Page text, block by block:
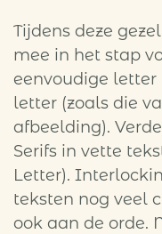
Tijdens deze
mee in het stap
eenvoudige
letter (zoals die
afbeelding).
Serifs in vette
Letter).
teksten nog veel
ook aan de orde.